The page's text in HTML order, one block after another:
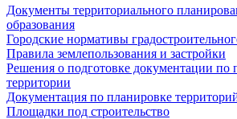
Документы территориального
образования
Городские нормативы
Правила землепользования и застройки
Решения о подготовке документации по
территории
Документация по планировке
Площадки под строительство